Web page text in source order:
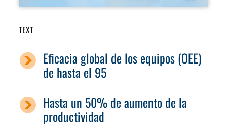
TEXT
Eficacia global de los equipos (OEE)
de hasta el 95
Hasta un 50% de aumento de la
productividad